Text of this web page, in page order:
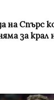
на Спърс
за крал